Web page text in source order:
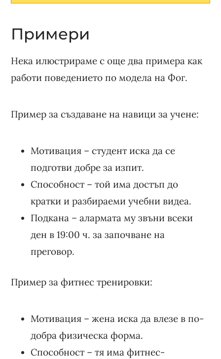
Примери
Нека илюстрираме с още два примера как
работи поведението по модела на Фог.
Пример за създаване на навици за учене:
Мотивация – студент иска да се
подготви добре за изпит.
Способност – той има достъп до
кратки и разбираеми учебни видеа.
Подкана – алармата му звъни всеки
ден в 19:00 ч. за започване на
преговор.
Пример за фитнес тренировки:
Мотивация – жена иска да влезе в по-
добра физическа форма.
Способност – тя има фитнес-